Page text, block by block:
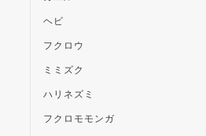
ヘビ
フクロウ
ミミズク
ハリネズミ
フクロモモンガ